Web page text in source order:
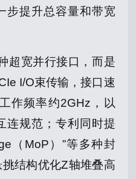
步提升总容量和带宽
超宽并行接口，而是
I/O束传输，接口速
作频率约2GHz，以
连规范；专利同时提
（MoP）”等多种封
结构优化Z轴堆叠高